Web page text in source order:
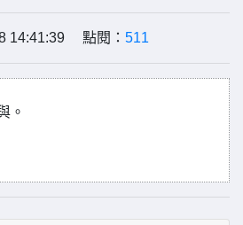
14:41:39 點閱： 511
。